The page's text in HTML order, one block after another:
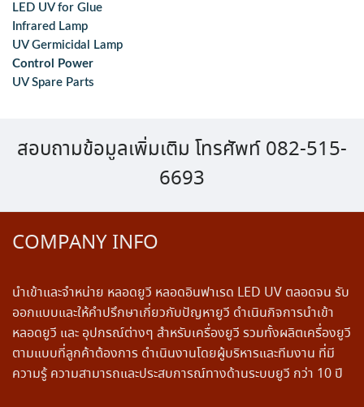
LED UV for Glue
Infrared Lamp
UV Germicidal Lamp
Control Power
UV Spare Parts
สอบถามข้อมูลเพิ่มเติม โทรศัพท์ 082-515-
6693
COMPANY INFO
นำเข้าและจำหน่าย หลอดยูวี หลอดอินฟาเรด LED UV ตลอดจน รับ
ออกแบบและให้คำปรึกษาเกี่ยวกับปัญหายูวี ดำเนินกิจการนำเข้า
หลอดยูวี และ อุปกรณ์ต่างๆ สำหรับเครื่องยูวี รวมทั้งผลิตเครื่องยูวี
ตามแบบที่ลูกค้าต้องการ ดำเนินงานโดยผู้บริหารและทีมงาน ที่มี
ความรู้ ความสามารถและประสบการณ์ทางด้านระบบยูวี กว่า 10 ปี